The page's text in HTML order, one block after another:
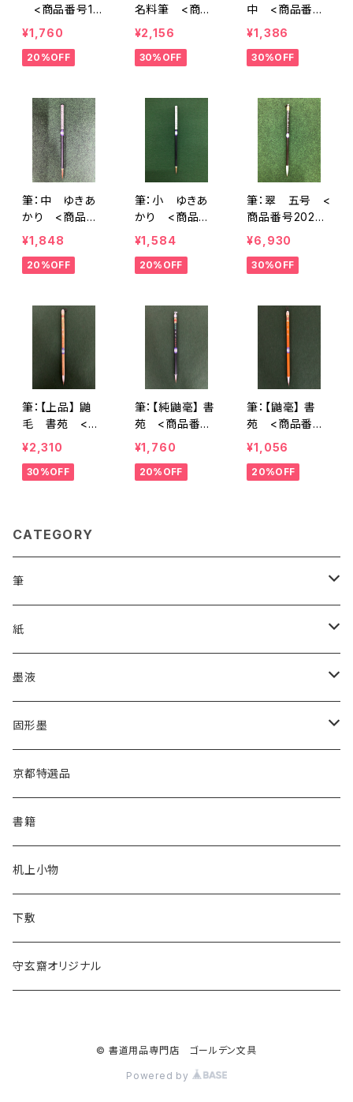
<商品番号18
23>
¥1,760
20%OFF
名料筆 <商品
番号1854>
¥2,156
30%OFF
中 <商品番号1
897>
¥1,386
30%OFF
筆：中 ゆきあ
かり <商品番
号1910>
¥1,848
20%OFF
筆：小 ゆきあ
かり <商品番
号1988>
¥1,584
20%OFF
筆：翠 五号 <
商品番号2024
>
¥6,930
30%OFF
筆：【上品】 鼬
毛 書苑 <商
品番号2074>
¥2,310
30%OFF
筆：【純鼬毫】 書
苑 <商品番号
2075>
¥1,760
20%OFF
筆：【鼬毫】 書
苑 <商品番号
2076>
¥1,056
20%OFF
CATEGORY
筆
漢字用
高誠堂
あかしや
菊壽堂
唐筆
かな用
高誠堂
あかしや
菊壽堂
紙
漢字用
半紙
半切
かな用
半紙
半切
墨液
漢字用
かな用
固形墨
漢字用
かな用
京都特選品
書籍
机上小物
下敷
守玄齋オリジナル
© 書道用品専門店 ゴールデン文具
Powered by